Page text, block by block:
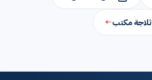
ثلاجة مكتب←